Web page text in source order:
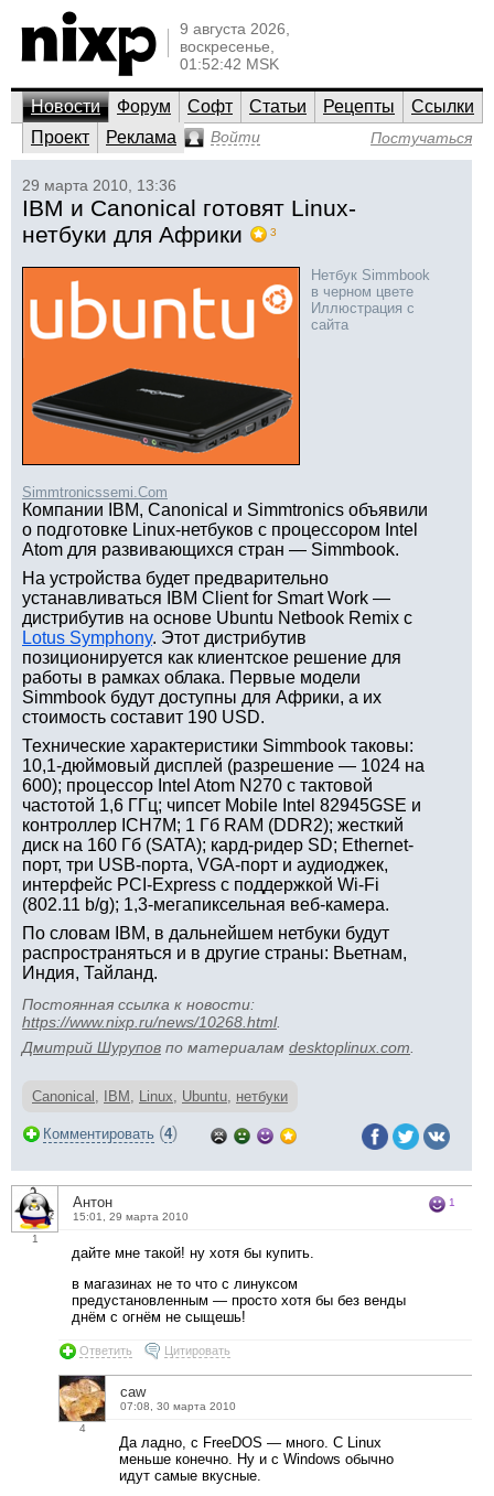
9 августа 2026,
воскресенье,
01:52:42 MSK
Новости Форум Софт Статьи Рецепты
Ссылки
Проект
Реклама Войти Постучаться
29 марта 2010, 13:36
IBM и Canonical готовят Linux-
нетбуки для Африки
3
Нетбук Simmbook
в черном цвете
Иллюстрация с
сайта
Simmtronicssemi.Com
Компании IBM, Canonical и Simmtronics объявили
о подготовке Linux-нетбуков с процессором Intel
Atom для развивающихся стран — Simmbook.
На устройства будет предварительно
устанавливаться IBM Client for Smart Work —
дистрибутив на основе Ubuntu Netbook Remix с
Lotus Symphony. Этот дистрибутив
позиционируется как клиентское решение для
работы в рамках облака. Первые модели
Simmbook будут доступны для Африки, а их
стоимость составит 190 USD.
Технические характеристики Simmbook таковы:
10,1-дюймовый дисплей (разрешение — 1024 на
600); процессор Intel Atom N270 с тактовой
частотой 1,6 ГГц; чипсет Mobile Intel 82945GSE и
контроллер ICH7M; 1 Гб RAM (DDR2); жесткий
диск на 160 Гб (SATA); кард-ридер SD; Ethernet-
порт, три USB-порта, VGA-порт и аудиоджек,
интерфейс PCI-Express с поддержкой Wi-Fi
(802.11 b/g); 1,3-мегапиксельная веб-камера.
По словам IBM, в дальнейшем нетбуки будут
распространяться и в другие страны: Вьетнам,
Индия, Тайланд.
Постоянная ссылка к новости:
https://www.nixp.ru/news/10268.html.
Дмитрий Шурупов по материалам desktoplinux.com
Canonical , IBM , Linux, Ubuntu, нетбуки
Комментировать (4)
1
Антон
15:01, 29 марта 2010
1
дайте мне такой! ну хотя бы купить.
в магазинах не то что с линуксом
предустановленным — просто хотя бы без венды
днём с огнём не сыщешь!
Ответить Цитировать
4
caw
07:08, 30 марта 2010
Да ладно, с FreeDOS — много. С Linux
меньше конечно. Ну и с Windows обычно
идут самые вкусные.